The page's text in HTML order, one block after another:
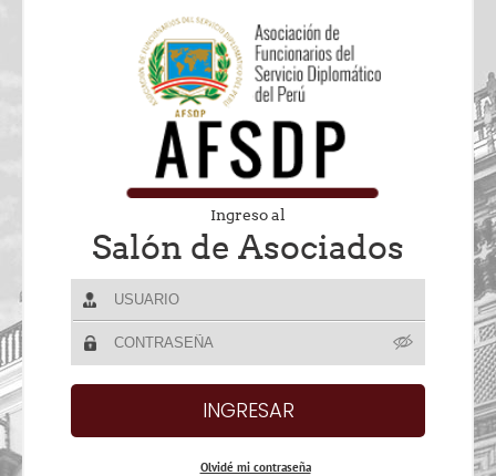
Ingreso al
Salón de Asociados
Olvidé mi contraseña